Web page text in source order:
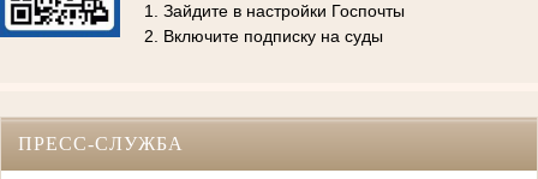
1. Зайдите в настройки Госпочты
2. Включите подписку на суды
ПРЕСС-СЛУЖБА